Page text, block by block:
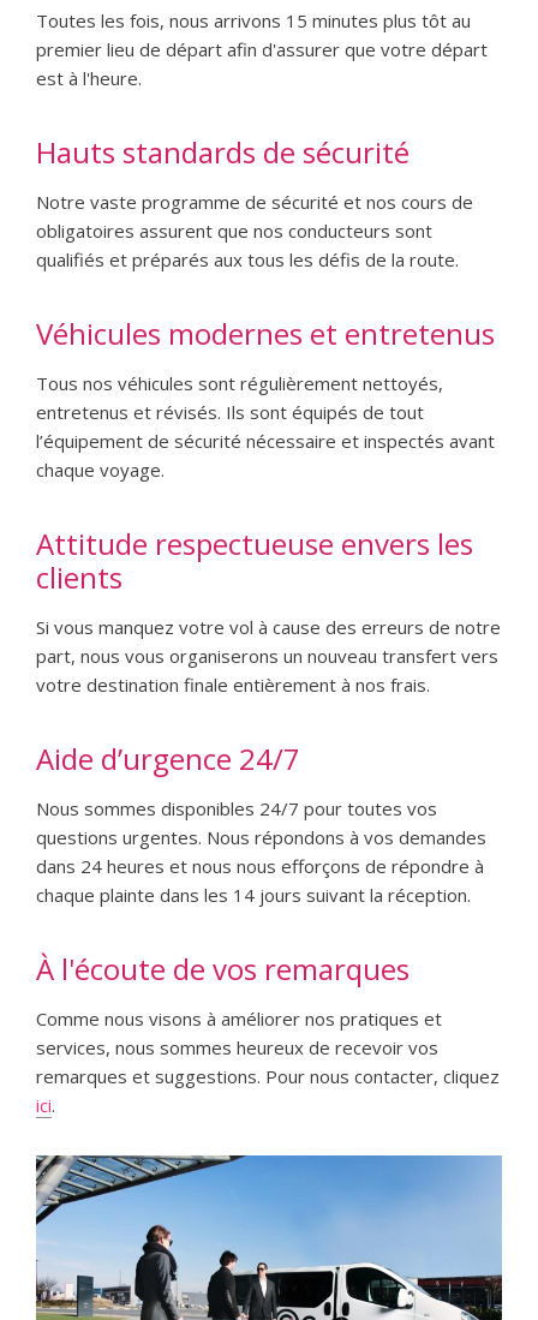
Toutes les fois, nous arrivons 15 minutes plus tôt au
premier lieu de départ afin d'assurer que votre départ
est à l'heure.
Hauts standards de sécurité
Notre vaste programme de sécurité et nos cours de
obligatoires assurent que nos conducteurs sont
qualifiés et préparés aux tous les défis de la route.
Véhicules modernes et entretenus
Tous nos véhicules sont régulièrement nettoyés,
entretenus et révisés. Ils sont équipés de tout
l’équipement de sécurité nécessaire et inspectés avant
chaque voyage.
Attitude respectueuse envers les
clients
Si vous manquez votre vol à cause des erreurs de notre
part, nous vous organiserons un nouveau transfert vers
votre destination finale entièrement à nos frais.
Aide d’urgence 24/7
Nous sommes disponibles 24/7 pour toutes vos
questions urgentes. Nous répondons à vos demandes
dans 24 heures et nous nous efforçons de répondre à
chaque plainte dans les 14 jours suivant la réception.
À l'écoute de vos remarques
Comme nous visons à améliorer nos pratiques et
services, nous sommes heureux de recevoir vos
remarques et suggestions. Pour nous contacter, cliquez
ici.